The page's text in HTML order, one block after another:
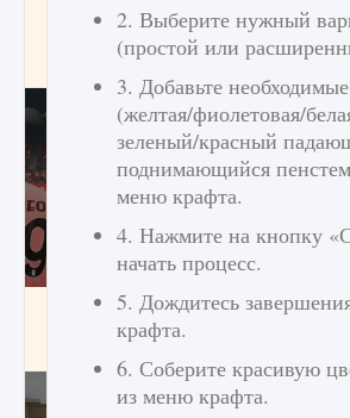
9 августа 2024 2 096
Входят ли «Милан» и «Интер» в EA
9 августа 2024
2. Выберите нужный
(простой или
3. Добавьте
(желтая/фиолетовая/
зеленый/красный
поднимающийся
меню крафта.
4. Нажмите на кнопку
начать процесс.
5. Дождитесь
крафта.
6. Соберите красивую
из меню крафта.